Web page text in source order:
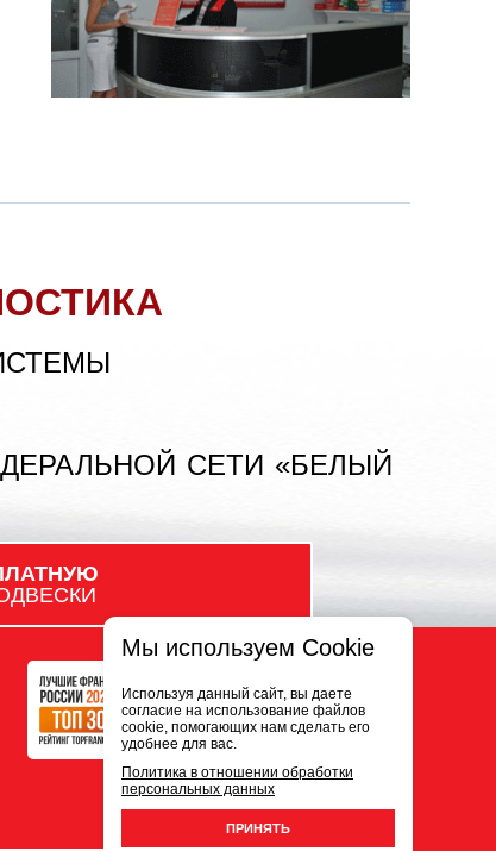
СЕТИ «БЕЛЫЙ
Мы используем Cookie
Используя данный сайт, вы даете
согласие на использование файлов
cookie, помогающих нам сделать его
удобнее для вас.
Политика в отношении обработки
персональных данных
ПРИНЯТЬ